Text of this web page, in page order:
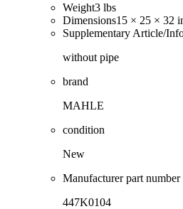
Weight3 lbs
Dimensions15 × 25 × 32
Supplementary Article/
without pipe
brand
MAHLE
condition
New
Manufacturer part number
447K0104